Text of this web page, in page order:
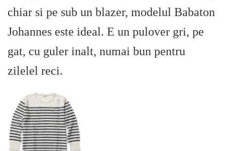
chiar si pe sub un blazer, modelul Babaton
Johannes este ideal. E un pulover gri, pe
gat, cu guler inalt, numai bun pentru
zilelel reci.